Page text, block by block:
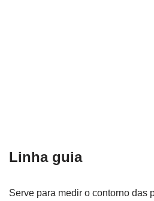
Linha guia
Serve para medir o contorno das